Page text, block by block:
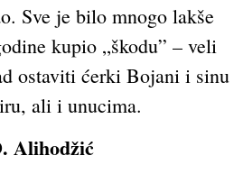
Sve je bilo mnogo lakše
kupio „škodu” – veli
ostaviti ćerki Bojani i sinu
ali i unucima.
Alihodžić